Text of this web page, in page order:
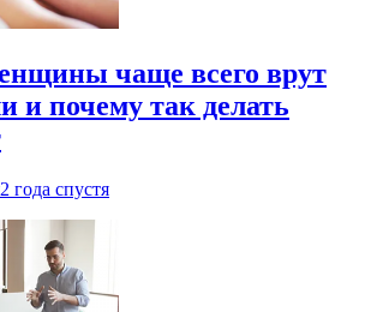
чаще всего врут
и почему так делать
2 года спустя